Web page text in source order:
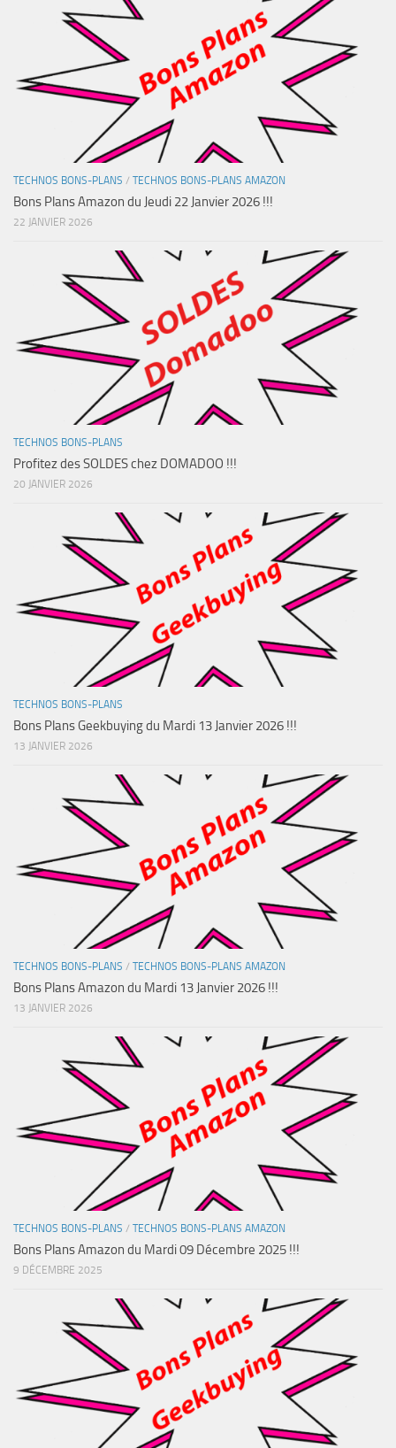
TECHNOS BONS-PLANS / TECHNOS BONS-PLANS AMAZON
Bons Plans Amazon du Jeudi 22 Janvier 2026 !!!
22 JANVIER 2026
TECHNOS BONS-PLANS
Profitez des SOLDES chez DOMADOO !!!
20 JANVIER 2026
TECHNOS BONS-PLANS
Bons Plans Geekbuying du Mardi 13 Janvier 2026 !!!
13 JANVIER 2026
TECHNOS BONS-PLANS / TECHNOS BONS-PLANS AMAZON
Bons Plans Amazon du Mardi 13 Janvier 2026 !!!
13 JANVIER 2026
TECHNOS BONS-PLANS / TECHNOS BONS-PLANS AMAZON
Bons Plans Amazon du Mardi 09 Décembre 2025 !!!
9 DÉCEMBRE 2025